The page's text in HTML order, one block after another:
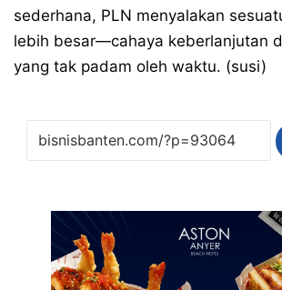
sederhana, PLN menyalakan
lebih besar—cahaya keberlanjutan
yang tak padam oleh waktu. (susi)